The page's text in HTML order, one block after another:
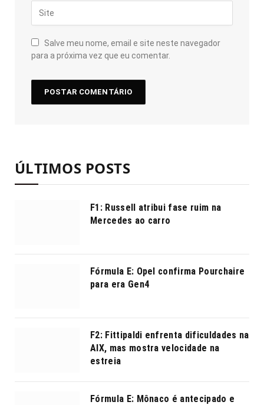
Salve meu nome, email e site neste navegador
para a próxima vez que eu comentar.
ÚLTIMOS POSTS
F1: Russell atribui fase ruim na
Mercedes ao carro
Fórmula E: Opel confirma Pourchaire
para era Gen4
F2: Fittipaldi enfrenta dificuldades na
AIX, mas mostra velocidade na
estreia
Fórmula E: Mônaco é antecipado e